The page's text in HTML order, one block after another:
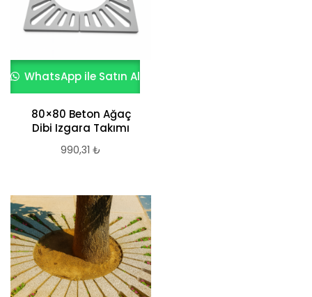
WhatsApp ile Satın Al
80×80 Beton Ağaç
Dibi Izgara Takımı
990,31 ₺